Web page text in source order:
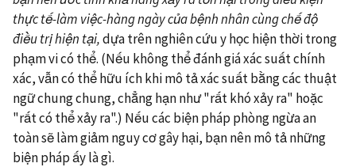
thực tế-làm việc-hàng ngày của bệnh nhân cùng chế độ
điều trị hiện tại,dựa trên nghiên cứu y học hiện thời trong
phạm vi có thể. (Nếu không thể đánh giá xác suất chính
xác, vẫn có thể hữu ích khi mô tả xác suất bằng các thuật
ngữ chung chung, chẳng hạn như "rất khó xảy ra" hoặc
"rất có thể xảy ra".) Nếu các biện pháp phòng ngừa an
toàn sẽ làm giảm nguy cơ gây hại, bạn nên mô tả những
biện pháp ấy là gì.